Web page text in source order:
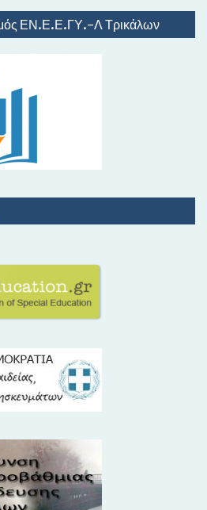
ΕΝ.Ε.Ε.ΓΥ.-Λ Τρικάλων